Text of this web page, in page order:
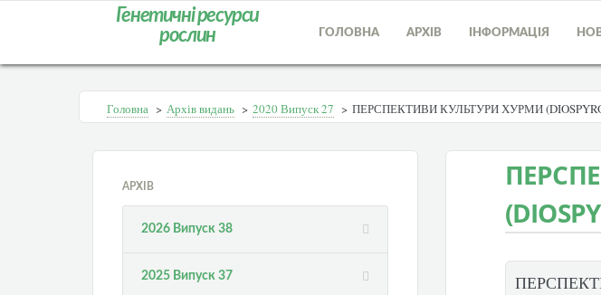
Генетичні ресурси
рослин
ГОЛОВНА АРХІВ ІНФОРМАЦІЯ
Головна > Архів видань > 2020 Випуск 27 > ПЕРСПЕКТИВИ КУЛЬТУРИ ХУРМИ
АРХІВ
2026 Випуск 38
2025 Випуск 37